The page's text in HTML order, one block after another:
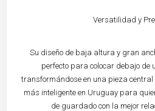
Versatilidad y
Su diseño de baja altura y gran
perfecto para colocar debajo de
transformándose en una pieza central
más inteligente en Uruguay para
de guardado con la mejor